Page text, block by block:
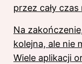
przez cały
Na
kolejna, ale nie
Wiele aplikacji